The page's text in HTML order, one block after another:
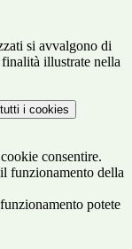
si avvalgono di
illustrate nella
i cookies
consentire.
funzionamento della
potete